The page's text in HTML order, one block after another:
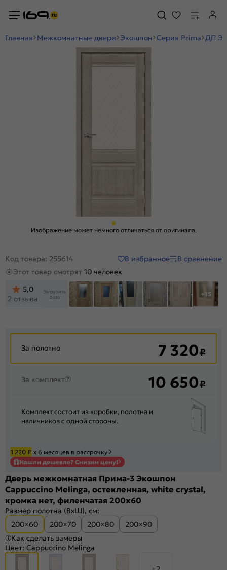
Главная Межкомнатные двери Экошпон Серия Prima ДП
Изображение может немного отличаться от оригинала.
Код товара: 255614 В избранное
В сравнение
Этот товар смотрят 10 человек
5,0
2 отзыва
Загрузить
фото
+15
За полотно 7 320₽
За комплект 10 650₽
Комплект состоит из коробки, полотна и
наличников с одной стороны.
1 220 ₽ х 6 месяцев в рассрочку
Нашли дешевле? Снизим цену!
Дверь межкомнатная Прима-3 Экошпон
Cappuccino Melinga, остекленная, white сrystal,
кромка нет, филенчатая 200x60
Размер полотна (ВхШ), см:
200×60
200×70 200×80
200×90
Как сделать замеры
Цвет: Cappuccino Melinga